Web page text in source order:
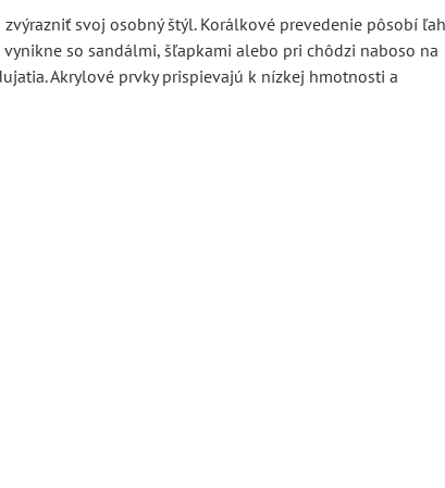
svoj osobný štýl. Korálkové prevedenie pôsobí
so sandálmi, šľapkami alebo pri chôdzi naboso na
Akrylové prvky prispievajú k nízkej hmotnosti a